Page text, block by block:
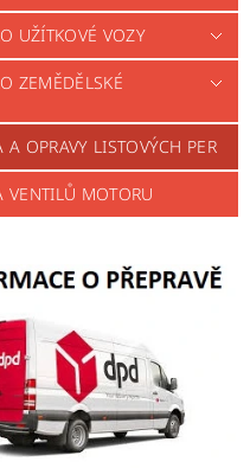
UŽÍTKOVÉ VOZY
ZEMĚDĚLSKÉ
A OPRAVY LISTOVÝCH PER
VENTILŮ MOTORU